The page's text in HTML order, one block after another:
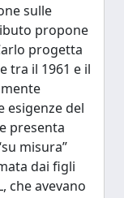
sulle
propone
progetta
tra il 1961 e il
esigenze del
presenta
misura”
dai figli
che avevano